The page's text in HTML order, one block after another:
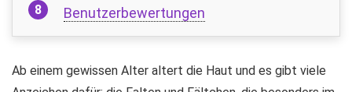
Benutzerbewertungen
Ab einem gewissen Alter altert die Haut und es gibt viele